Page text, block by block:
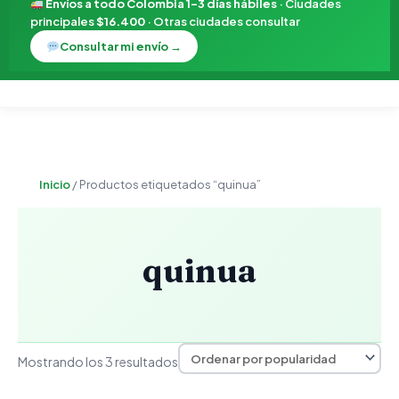
Envíos a todo Colombia 1–3 días hábiles· Ciudades
principales$16.400 · Otras ciudades consultar
Consultar mi envío →
Inicio/ Productos etiquetados “quinua”
quinua
Mostrando los 3 resultados
por
popularidad